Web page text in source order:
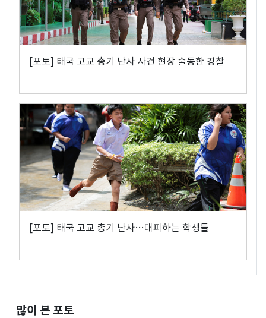
[포토] 태국 고교 총기 난사 사건 현장 출동한 경찰
[포토] 태국 고교 총기 난사…대피하는 학생들
많이 본 포토